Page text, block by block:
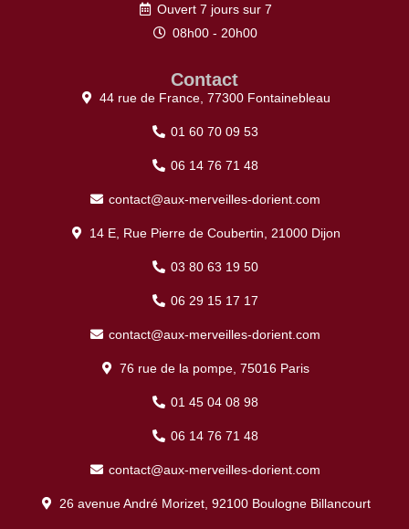
Ouvert 7 jours sur 7
08h00 - 20h00
Contact
44 rue de France, 77300 Fontainebleau
01 60 70 09 53
06 14 76 71 48
contact@aux-merveilles-dorient.com
14 E, Rue Pierre de Coubertin, 21000 Dijon
03 80 63 19 50
06 29 15 17 17
contact@aux-merveilles-dorient.com
76 rue de la pompe, 75016 Paris
01 45 04 08 98
06 14 76 71 48
contact@aux-merveilles-dorient.com
26 avenue André Morizet, 92100 Boulogne Billancourt